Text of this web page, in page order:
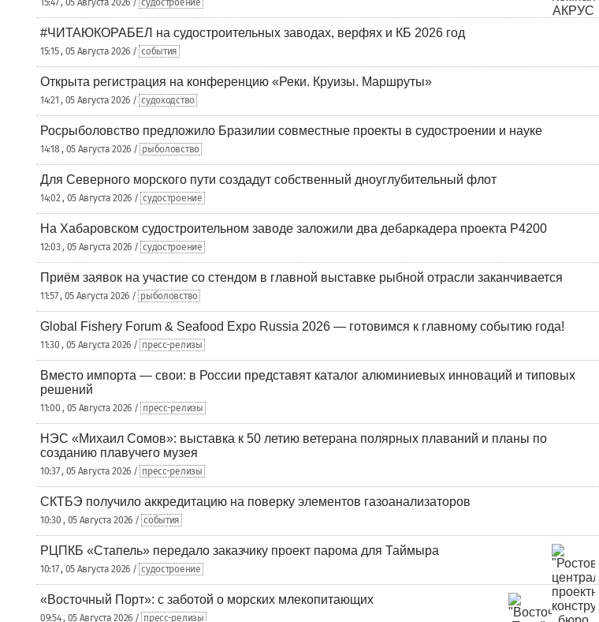
15:47 , 05 Августа 2026 / судостроение
#ЧИТАЮКОРАБЕЛ на судостроительных заводах, верфях и КБ 2026 год
15:15 , 05 Августа 2026 / события
Открыта регистрация на конференцию «Реки. Круизы. Маршруты»
14:21 , 05 Августа 2026 / судоходство
Росрыболовство предложило Бразилии совместные проекты в судостроении и науке
14:18 , 05 Августа 2026 / рыболовство
Для Северного морского пути создадут собственный дноуглубительный флот
14:02 , 05 Августа 2026 / судостроение
На Хабаровском судостроительном заводе заложили два дебаркадера проекта Р4200
12:03 , 05 Августа 2026 / судостроение
Приём заявок на участие со стендом в главной выставке рыбной отрасли заканчивается
11:57 , 05 Августа 2026 / рыболовство
Global Fishery Forum & Seafood Expo Russia 2026 — готовимся к главному событию года!
11:30 , 05 Августа 2026 / пресс-релизы
Вместо импорта — свои: в России представят каталог алюминиевых инноваций и типовых
решений
11:00 , 05 Августа 2026 / пресс-релизы
НЭС «Михаил Сомов»: выставка к 50 летию ветерана полярных плаваний и планы по
созданию плавучего музея
10:37 , 05 Августа 2026 / пресс-релизы
СКТБЭ получило аккредитацию на поверку элементов газоанализаторов
10:30 , 05 Августа 2026 / события
РЦПКБ «Стапель» передало заказчику проект парома для Таймыра
10:17 , 05 Августа 2026 / судостроение
«Восточный Порт»: с заботой о морских млекопитающих
09:54 , 05 Августа 2026 / пресс-релизы